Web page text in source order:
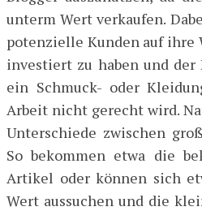
unterm Wert verkaufen.
potenzielle Kunden auf ihre
investiert zu haben und
ein Schmuck- oder
Arbeit nicht gerecht wird.
Unterschiede zwischen
So bekommen etwa die
Artikel oder können sich
Wert aussuchen und die